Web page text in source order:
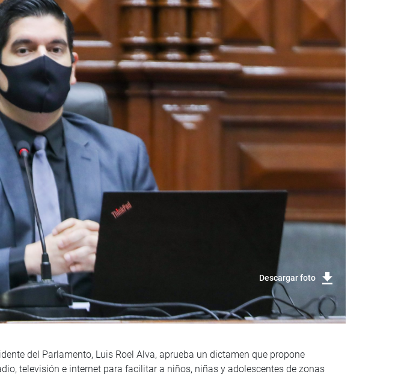
Descargar foto
del Parlamento, Luis Roel Alva, aprueba un dictamen que propone
televisión e internet para facilitar a niños, niñas y adolescentes de zonas